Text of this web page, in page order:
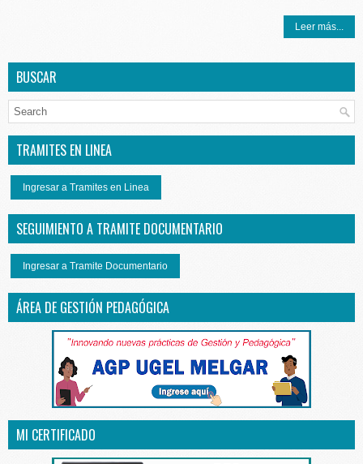
Leer más...
BUSCAR
TRAMITES EN LINEA
Ingresar a Tramites en Linea
SEGUIMIENTO A TRAMITE DOCUMENTARIO
Ingresar a Tramite Documentario
ÁREA DE GESTIÓN PEDAGÓGICA
MI CERTIFICADO